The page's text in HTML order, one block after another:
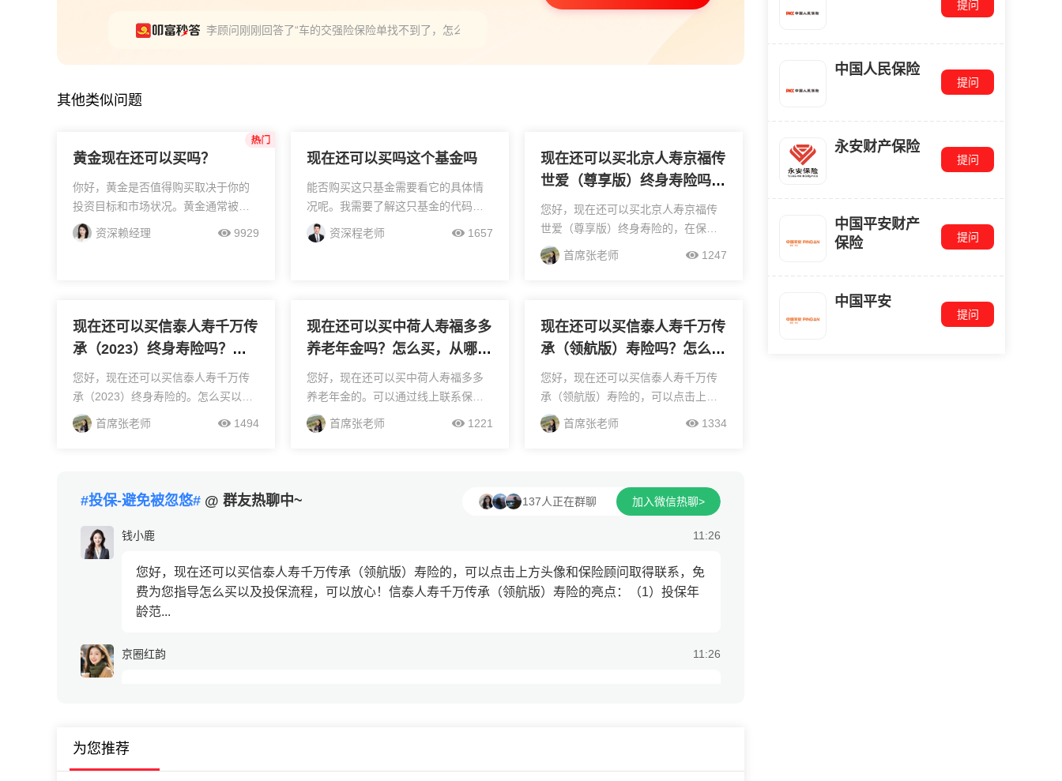
李顾问刚刚回答了“车的交强险保险单找不到了，怎么查保险单？，请教一下老师”
其他类似问题
黄金现在还可以买吗？
你好，黄金是否值得购买取决于你的
投资目标和市场状况。黄金通常被视
为避险资产，当经济不确定性增加
时，其价格可能会上涨。例如，地缘
资深赖经理 9929
现在还可以买吗这个基金吗
能否购买这只基金需要看它的具体情
况呢。我需要了解这只基金的代码、
名称以及它的投资类型等信息，才能
为你分析当下是否适合买入。一般来
资深程老师 1657
现在还可以买北京人寿京福传
世爱（尊享版）终身寿险吗？
怎么买，投保流程是怎样的
您好，现在还可以买北京人寿京福传
世爱（尊享版）终身寿险的，在保险
经纪人那里购买，具体的投保流程，
保险经纪人会为您一一指导的！北京
首席张老师 1247
现在还可以买信泰人寿千万传
承（2023）终身寿险吗？怎
么买，投保流程是怎样的
您好，现在还可以买信泰人寿千万传
承（2023）终身寿险的。怎么买以及
投保流程是怎样的，可以点击上方头
像和保险顾问取得联系，免费为您提
首席张老师 1494
现在还可以买中荷人寿福多多
养老年金吗？怎么买，从哪里
买，投保流程是怎样的
您好，现在还可以买中荷人寿福多多
养老年金的。可以通过线上联系保险
经纪人购买，具体的投保流程，保险
经纪人会一一为您指导！投保中荷人
首席张老师 1221
现在还可以买信泰人寿千万传
承（领航版）寿险吗？怎么
买，投保流程是怎样的
您好，现在还可以买信泰人寿千万传
承（领航版）寿险的，可以点击上方
头像和保险顾问取得联系，免费为您
指导怎么买以及投保流程，可以放
首席张老师 1334
#投保-避免被忽悠# @ 群友热聊中~
钱小鹿 11:26
您好，现在还可以买信泰人寿千万传承（领航版）寿险的，可以点击上方头像和保险顾问取得联系，免
费为您指导怎么买以及投保流程，可以放心！信泰人寿千万传承（领航版）寿险的亮点：（1）投保年
龄范...
京圈红韵 11:26
可以的加我微信，一定要找到有资质的香港保险经纪公司，否则容易成为失效保单的。
137人正在群聊 加入微信热聊>
为您推荐
提问
中国人民保险
提问
永安财产保险
提问
中国平安财产
保险
提问
中国平安
提问